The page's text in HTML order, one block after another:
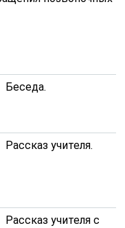
Беседа.
Рассказ учителя.
Рассказ учителя с